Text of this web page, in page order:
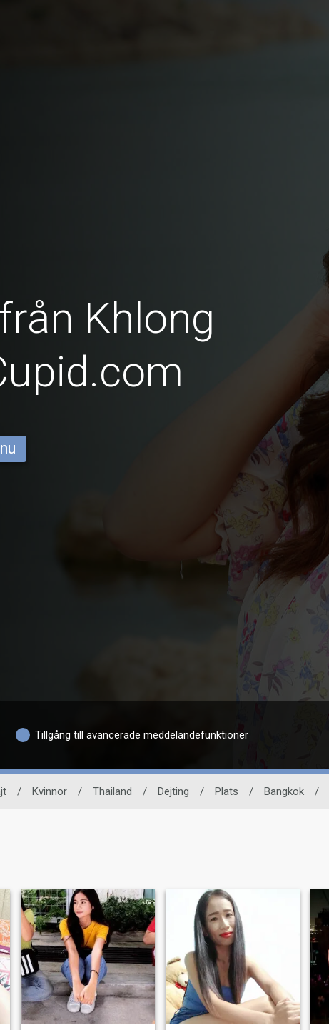
Khlong
Tillgång till avancerade meddelandefunktioner
/ Kvinnor / Thailand / Dejting / Plats / Bangkok /